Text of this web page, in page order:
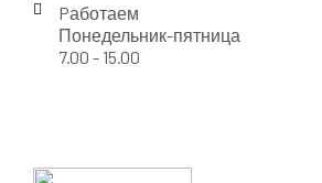
Pаботаем
Понедельник-пятница
7.00 - 15.00